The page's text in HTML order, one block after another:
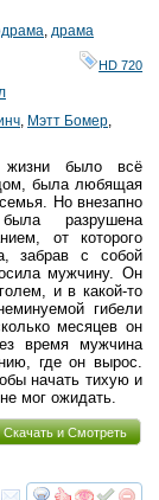
драма
HD 720
Мэтт Бомер
было всё
была любящая
Но внезапно
разрушена
от которого
забрав с собой
мужчину. Он
и в какой-то
гибели
месяцев он
время мужчина
где он вырос.
начать тихую и
мог ожидать.
Скачать и Смотреть